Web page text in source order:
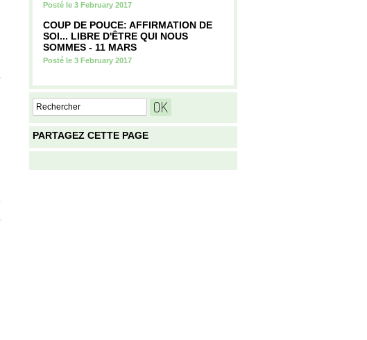
Posté le 3 February 2017
COUP DE POUCE: AFFIRMATION DE
SOI... LIBRE D'ÊTRE QUI NOUS
SOMMES - 11 MARS
Posté le 3 February 2017
PARTAGEZ CETTE PAGE